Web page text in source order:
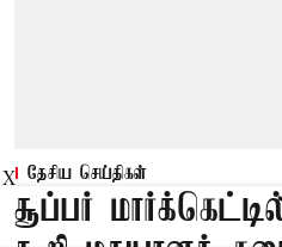
தேசிய செய்திகள்
சூப்பர்
X